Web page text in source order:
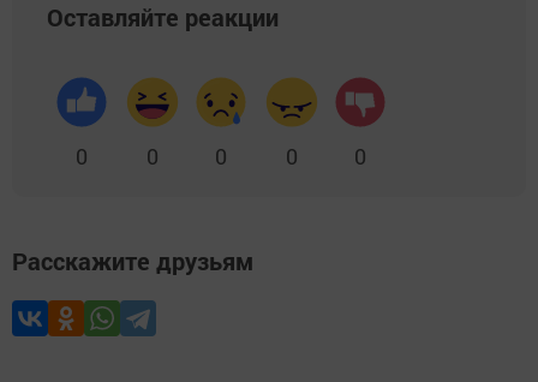
Оставляйте реакции
0 0 0 0 0
Расскажите друзьям